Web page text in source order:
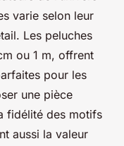
varie selon leur
Les peluches
ou 1 m, offrent
pour les
une pièce
fidélité des motifs
aussi la valeur